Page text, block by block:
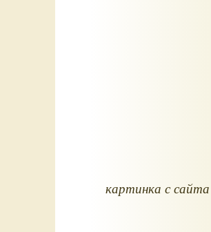
картинка с сайта